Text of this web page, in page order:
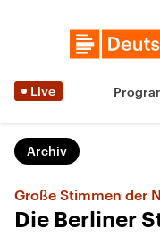
Live
Archiv
Große Stimmen der
Die Berliner